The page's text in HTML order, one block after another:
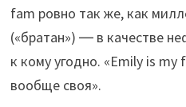
fam ровно так же, как
(«братан») ― в качестве
к кому угодно. «Emily is
вообще своя».